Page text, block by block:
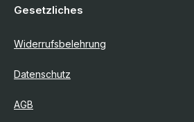
Gesetzliches
Widerrufsbelehrung
Datenschutz
AGB